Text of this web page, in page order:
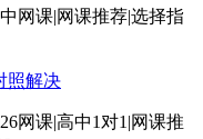
网课|网课推荐|选择指
照解决
网课|高中1对1|网课推